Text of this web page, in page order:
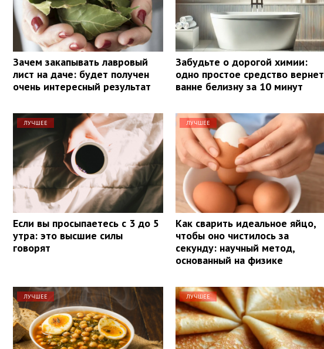
Зачем закапывать лавровый
лист на даче: будет получен
очень интересный результат
Забудьте о дорогой химии:
одно простое средство вернет
ванне белизну за 10 минут
ЛУЧШЕЕ
Если вы просыпаетесь с 3 до 5
утра: это высшие силы
говорят
ЛУЧШЕЕ
Как сварить идеальное яйцо,
чтобы оно чистилось за
секунду: научный метод,
основанный на физике
ЛУЧШЕЕ ЛУЧШЕЕ